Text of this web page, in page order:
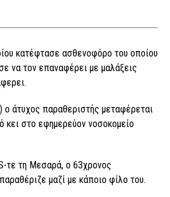
κατέφτασε ασθενοφόρο του οποίου
να τον επαναφέρει με μαλάξεις
ο άτυχος παραθεριστής μεταφέρεται
στο εφημερεύον νοσοκομείο
τε τη Μεσαρά, ο 63χρονος
μαζί με κάποιο φίλο του.